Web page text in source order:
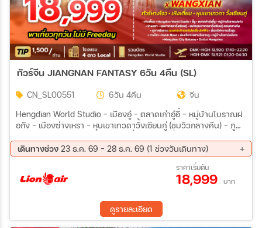
ตั้งแต่วันที่
ถึงวันที่
เฉพาะเดือน
ทัวร์จีน JIANGNAN FANTASY 6วัน 4คืน (SL)
CN_SL00551 6วัน 4คืน
จีน
Hengdian World Studio - เมืองอู๋ - ตลาดเก่าอู๋อี้ - หมู่บ้านโบราณฝ
อกัง - เมืองซ่างเหรา - หุบเขาเทวดาวั้งเซียนกู่ (ชมวิวกลางคืน) - ภู
หางโจว - Hubin Road - ล่องเรือทะเลสาบซีหู - หมู่บ้านใบชามังกร -
Hangzhou City Balcony - Hangzhou Outlet
เดินทางช่วง 23 ธ.ค. 69 - 28 ธ.ค. 69 (1 ช่วงวันเดินทาง)
ราคาเริ่มต้น
18,999 บาท
ดูรายละเอียด